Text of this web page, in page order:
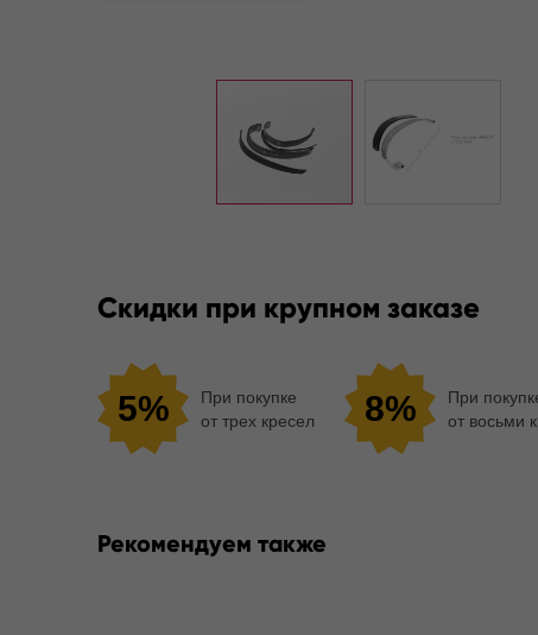
Скидки при крупном заказе
5%
При покупке
от трех кресел
8%
При
от восьми
Рекомендуем также